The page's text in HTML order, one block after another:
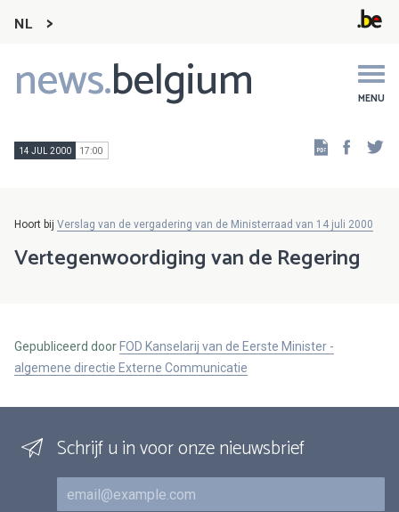
NL
news.belgium MENU
Main
navigation
14 JUL 2000 17:00
Hoort bij Verslag van de vergadering van de Ministerraad van 14 juli 2000
Vertegenwoordiging van de Regering
Gepubliceerd door FOD Kanselarij van de Eerste Minister -
algemene directie Externe Communicatie
Schrijf u in voor onze nieuwsbrief
E-mail